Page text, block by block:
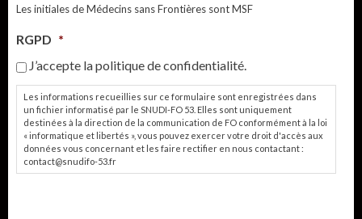
Les initiales de Médecins sans Frontières sont MSF
RGPD *
J’accepte la politique de confidentialité.
Les informations recueillies sur ce formulaire sont enregistrées dans
un fichier informatisé par le SNUDI-FO 53. Elles sont uniquement
destinées à la direction de la communication de FO conformément à la loi
« informatique et libertés », vous pouvez exercer votre droit d'accès aux
données vous concernant et les faire rectifier en nous contactant :
contact@snudifo-53.fr